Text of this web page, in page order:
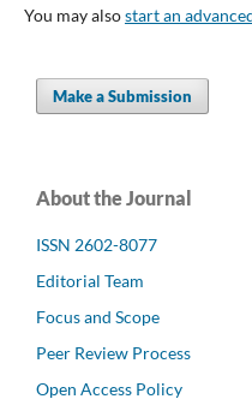
You may alsostart an
Make a Submission
About the Journal
ISSN 2602-8077
Editorial Team
Focus and Scope
Peer Review Process
Open Access Policy